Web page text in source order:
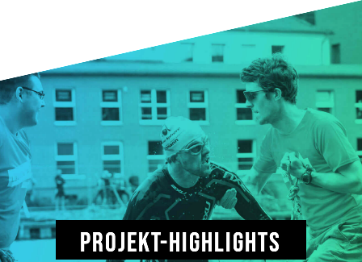
PROJEKT-HIGHLIGHTS